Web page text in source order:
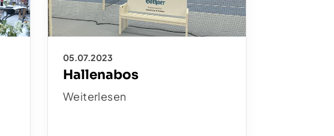
05.07.2023
Hallenabos
Weiterlesen